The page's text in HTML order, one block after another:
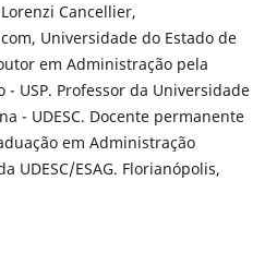
Cancellier,
Universidade do Estado de
em Administração pela
- USP. Professor da Universidade
- UDESC. Docente permanente
em Administração
UDESC/ESAG. Florianópolis,